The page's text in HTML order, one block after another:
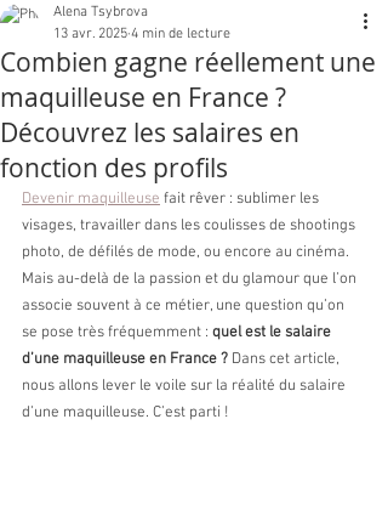
Combien gagne réellement une
maquilleuse en France ?
Découvrez les salaires en
fonction des profils
Alena Tsybrova
13 avr. 2025 4 min de lecture
Devenir maquilleuse fait rêver : sublimer les
visages, travailler dans les coulisses de shootings
photo, de défilés de mode, ou encore au cinéma.
Mais au-delà de la passion et du glamour que l’on
associe souvent à ce métier, une question qu’on
se pose très fréquemment : quel est le salaire
d’une maquilleuse en France ? Dans cet article,
nous allons lever le voile sur la réalité du salaire
d’une maquilleuse. C’est parti !